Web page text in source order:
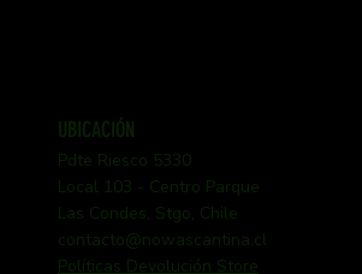
UBICACIÓN
Pdte Riesco 5330
Local 103 - Centro Parque
Las Condes, Stgo, Chile
contacto@nowascantina.cl
Políticas Devolución Store